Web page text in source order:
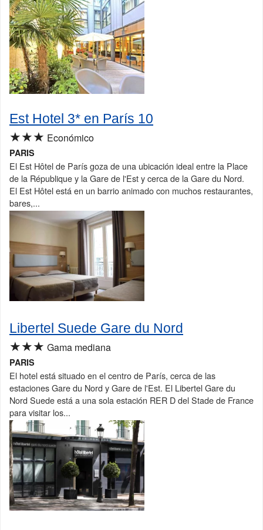
Est Hotel 3* en París 10
★★★ Económico
PARIS
El Est Hôtel de París goza de una ubicación ideal entre la Place
de la République y la Gare de l'Est y cerca de la Gare du Nord.
El Est Hôtel está en un barrio animado con muchos restaurantes,
bares,...
Libertel Suede Gare du Nord
★★★ Gama mediana
PARIS
El hotel está situado en el centro de París, cerca de las
estaciones Gare du Nord y Gare de l'Est. El Libertel Gare du
Nord Suede está a una sola estación RER D del Stade de France
para visitar los...